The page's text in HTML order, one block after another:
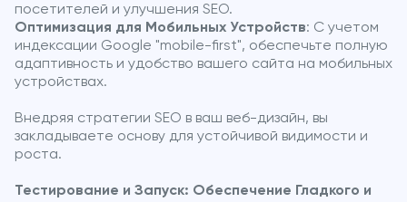
посетителей и улучшения SEO.
Оптимизация для Мобильных Устройств: С учетом
индексации Google "mobile-first", обеспечьте полную
адаптивность и удобство вашего сайта на мобильных
устройствах.
Внедряя стратегии SEO в ваш веб-дизайн, вы
закладываете основу для устойчивой видимости и
роста.
Тестирование и Запуск: Обеспечение Гладкого и